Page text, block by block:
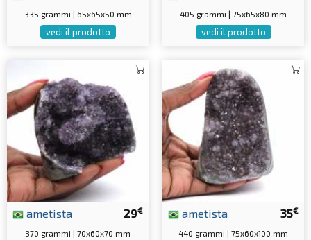
335 grammi | 65x65x50 mm
vedi il prodotto
405 grammi | 75x65x80 mm
vedi il prodotto
29€
ametista
370 grammi | 70x60x70 mm
35€
ametista
440 grammi | 75x60x100 mm